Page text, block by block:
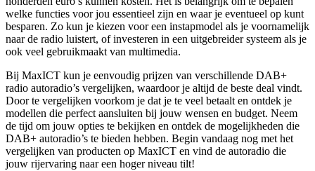
welke functies voor jou essentieel zijn en waar je eventueel op kunt
besparen. Zo kun je kiezen voor een instapmodel als je voornamelijk
naar de radio luistert, of investeren in een uitgebreider systeem als je
ook veel gebruikmaakt van multimedia.
Bij MaxICT kun je eenvoudig prijzen van verschillende DAB+
radio autoradio’s vergelijken, waardoor je altijd de beste deal vindt.
Door te vergelijken voorkom je dat je te veel betaalt en ontdek je
modellen die perfect aansluiten bij jouw wensen en budget. Neem
de tijd om jouw opties te bekijken en ontdek de mogelijkheden die
DAB+ autoradio’s te bieden hebben. Begin vandaag nog met het
vergelijken van producten op MaxICT en vind de autoradio die
jouw rijervaring naar een hoger niveau tilt!